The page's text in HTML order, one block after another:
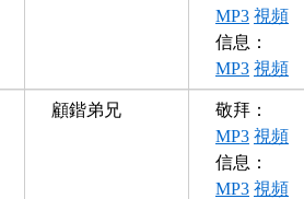
MP3 視頻
信息：
MP3 視頻
顧鍇弟兄
敬拜：
MP3 視頻
信息：
MP3 視頻